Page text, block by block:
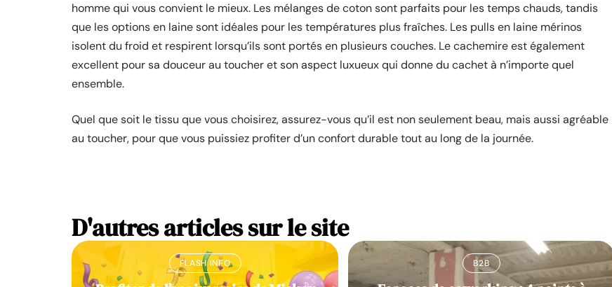
homme qui vous convient le mieux. Les mélanges de coton sont parfaits pour les temps chauds, tandis
que les options en laine sont idéales pour les températures plus fraîches. Les pulls en laine mérinos
isolent du froid et respirent lorsqu’ils sont portés en plusieurs couches. Le cachemire est également
excellent pour sa douceur au toucher et son aspect luxueux qui donne du cachet à n’importe quel
ensemble.
Quel que soit le tissu que vous choisirez, assurez-vous qu’il est non seulement beau, mais aussi agréable
au toucher, pour que vous puissiez profiter d’un confort durable tout au long de la journée.
D'autres articles sur le site
FLASH INFO B2B